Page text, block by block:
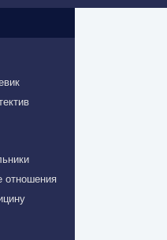
отношения